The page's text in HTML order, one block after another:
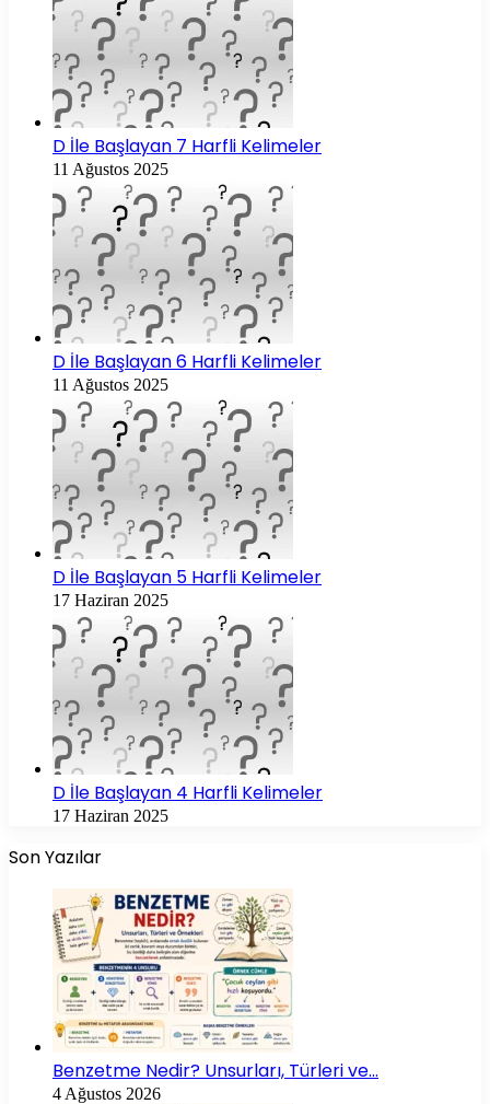
D İle Başlayan 7 Harfli Kelimeler
11 Ağustos 2025
D İle Başlayan 6 Harfli Kelimeler
11 Ağustos 2025
D İle Başlayan 5 Harfli Kelimeler
17 Haziran 2025
D İle Başlayan 4 Harfli Kelimeler
17 Haziran 2025
Son Yazılar
Benzetme Nedir? Unsurları, Türleri ve…
4 Ağustos 2026